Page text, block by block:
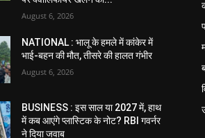
August 6, 2026
NATIONAL : भालू के हमले में कांकेर में
भाई-बहन की मौत, तीसरे की हालत गंभीर
August 6, 2026
BUSINESS : इस साल या 2027 में, हाथ
में कब आएंगे प्लास्टिक के नोट? RBI गवर्नर
ने दिया जवाब